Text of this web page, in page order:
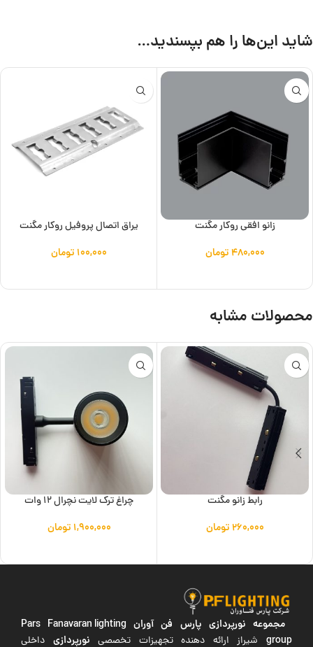
شاید این‌ها را هم بپسندید…
زانو افقی روکار مگنت
۴۸۰,۰۰۰تومان
یراق اتصال پروفیل روکار مگنت
۱۰۰,۰۰۰ تومان
محصولات مشابه
رابط زانو مگنت
۲۶۰,۰۰۰تومان
چراغ ترک لایت نچرال 12 وات
۱,۹۰۰,۰۰۰ تومان
مجموعه نورپردازی پارس فن آوران Pars Fanavaran lighting
groupشیراز ارائه دهنده تجهیزات تخصصی نورپردازی داخلی